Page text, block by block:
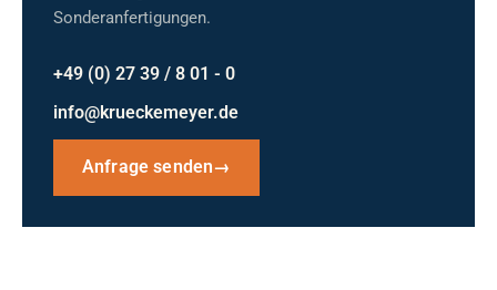
Sonderanfertigungen.
+49 (0) 27 39 / 8 01 - 0
info@krueckemeyer.de
Anfrage senden→